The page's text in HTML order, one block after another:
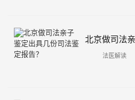
北京做司法
法医解读